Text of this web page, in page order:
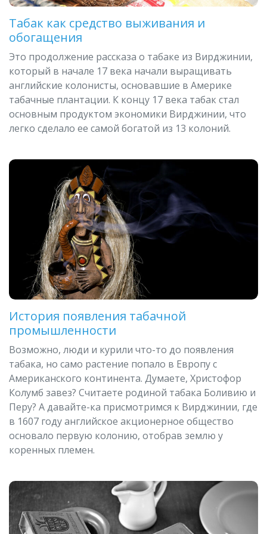
Табак как средство выживания и
обогащения
Это продолжение рассказа о табаке из Вирджинии,
который в начале 17 века начали выращивать
английские колонисты, основавшие в Америке
табачные плантации. К концу 17 века табак стал
основным продуктом экономики Вирджинии, что
легко сделало ее самой богатой из 13 колоний.
История появления табачной
промышленности
Возможно, люди и курили что-то до появления
табака, но само растение попало в Европу с
Американского континента. Думаете, Христофор
Колумб завез? Считаете родиной табака Боливию и
Перу? А давайте-ка присмотримся к Вирджинии, где
в 1607 году английское акционерное общество
основало первую колонию, отобрав землю у
коренных племен.